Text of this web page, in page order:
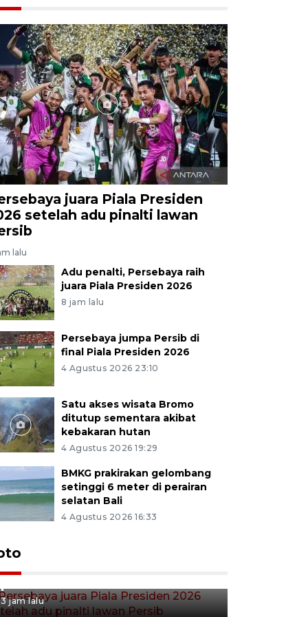
juara Piala Presiden
setelah adu pinalti lawan
lalu
Adu penalti, Persebaya raih
juara Piala Presiden 2026
8 jam lalu
Persebaya jumpa Persib di
final Piala Presiden 2026
4 Agustus 2026 23:10
Satu akses wisata Bromo
ditutup sementara akibat
kebakaran hutan
4 Agustus 2026 19:29
BMKG prakirakan gelombang
setinggi 6 meter di perairan
selatan Bali
4 Agustus 2026 16:33
Persebaya juara Piala
Presiden 2026 setelah adu
3 jam lalu